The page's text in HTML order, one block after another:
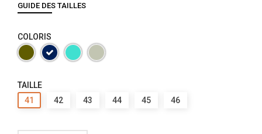
GUIDE DES TAILLES
COLORIS
TAILLE
41
42 43 44 45 46